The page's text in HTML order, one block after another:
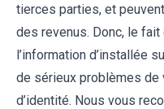
tierces parties, et
des revenus. Donc, le fait
l’information d’installée
de sérieux problèmes de
d’identité. Nous vous